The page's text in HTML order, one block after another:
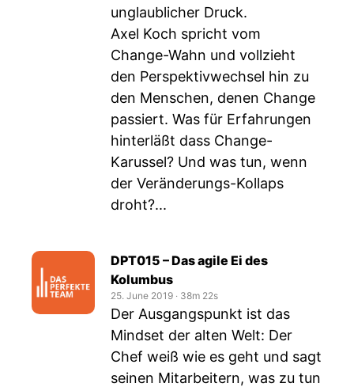
unglaublicher Druck.
Axel Koch spricht vom
Change-Wahn und vollzieht
den Perspektivwechsel hin zu
den Menschen, denen Change
passiert. Was für Erfahrungen
hinterläßt dass Change-
Karussel? Und was tun, wenn
der Veränderungs-Kollaps
droht?...
DPT015 – Das agile Ei des
Kolumbus
25. June 2019 ‧ 38m 22s
Der Ausgangspunkt ist das
Mindset der alten Welt: Der
Chef weiß wie es geht und sagt
seinen Mitarbeitern, was zu tun